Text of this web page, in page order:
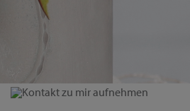
Kontakt zu mir aufnehmen